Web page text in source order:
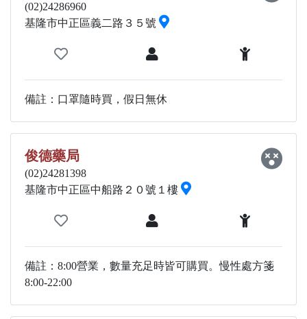
(02)24286960
基隆市中正區義二路３５號
備註：口罩隨時買，假日無休
俊德藥局
(02)24281398
基隆市中正區中船路２０號１樓
備註：8:00營業，數量充足時皆可購買。慢性處方箋
8:00-22:00